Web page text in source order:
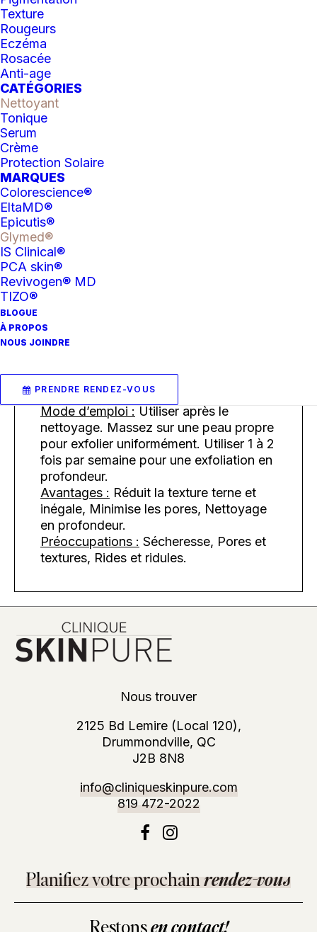
Texture
Rougeurs
Eczéma
Rosacée
Anti-age
CATÉGORIES
Nettoyant
Tonique
Serum
Crème
Protection Solaire
MARQUES
Colorescience®
EltaMD®
Epicutis®
Glymed®
IS Clinical®
PCA skin®
Revivogen® MD
TIZO®
BLOGUE
À PROPOS
NOUS JOINDRE
PRENDRE RENDEZ-VOUS
Gommage
aux
peptides
Glymed
Catégorie
Le Micro Scrub Professionnel est
l’alternative parfaite à la
microdermabrasion et est plus sûr pour
la peau ! Ce micro-miracle phénoménal
contient l’action exfoliante des cristaux
de corindon qui brisent les cornéocytes
endommagés, laissant la peau
sur toutes les parties du corps et le
visage.
Recommandé pour :Mixte, Sec, Normal,
Grasse
Mode d’emploi : Utiliser après le
nettoyage. Massez sur une peau propre
pour exfolier uniformément. Utiliser 1 à 2
fois par semaine pour une exfoliation en
profondeur.
Avantages : Réduit la texture terne et
inégale, Minimise les pores, Nettoyage
en profondeur.
Préoccupations : Sécheresse, Pores et
textures, Rides et ridules.
Nous trouver
2125 Bd Lemire (Local 120),
Drummondville, QC
J2B 8N8
info@cliniqueskinpure.com
819 472-2022
Planifiez votre prochainrendez-vous
Restonsen contact!